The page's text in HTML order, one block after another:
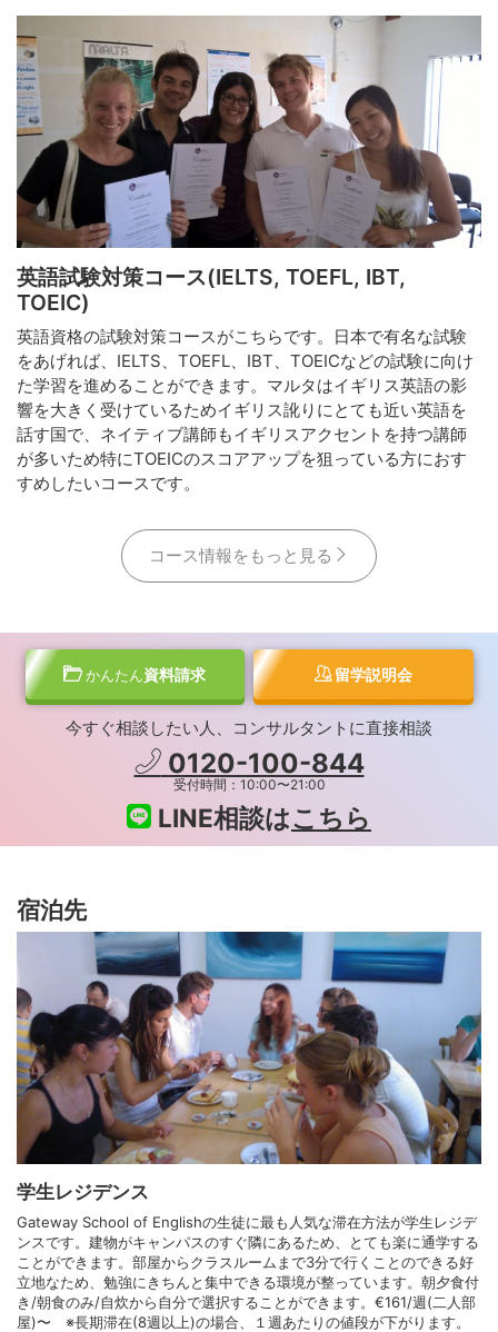
英語試験対策コース(IELTS, TOEFL, IBT,
TOEIC)
英語資格の試験対策コースがこちらです。日本で有名な試験
をあげれば、IELTS、TOEFL、IBT、TOEICなどの試験に向け
た学習を進めることができます。マルタはイギリス英語の影
響を大きく受けているためイギリス訛りにとても近い英語を
話す国で、ネイティブ講師もイギリスアクセントを持つ講師
が多いため特にTOEICのスコアアップを狙っている方におす
すめしたいコースです。
コース情報をもっと見る
かんたん資料請求 留学説明会
今すぐ相談したい人、コンサルタントに直接相談
0120-100-844
受付時間：10:00〜21:00
LINE相談はこちら
宿泊先
学生レジデンス
Gateway School of Englishの生徒に最も人気な滞在方法が学生レジデ
ンスです。建物がキャンパスのすぐ隣にあるため、とても楽に通学する
ことができます。部屋からクラスルームまで3分で行くことのできる好
立地なため、勉強にきちんと集中できる環境が整っています。朝夕食付
き/朝食のみ/自炊から自分で選択することができます。€161/週(二人部
屋)〜 ※長期滞在(8週以上)の場合、１週あたりの値段が下がります。